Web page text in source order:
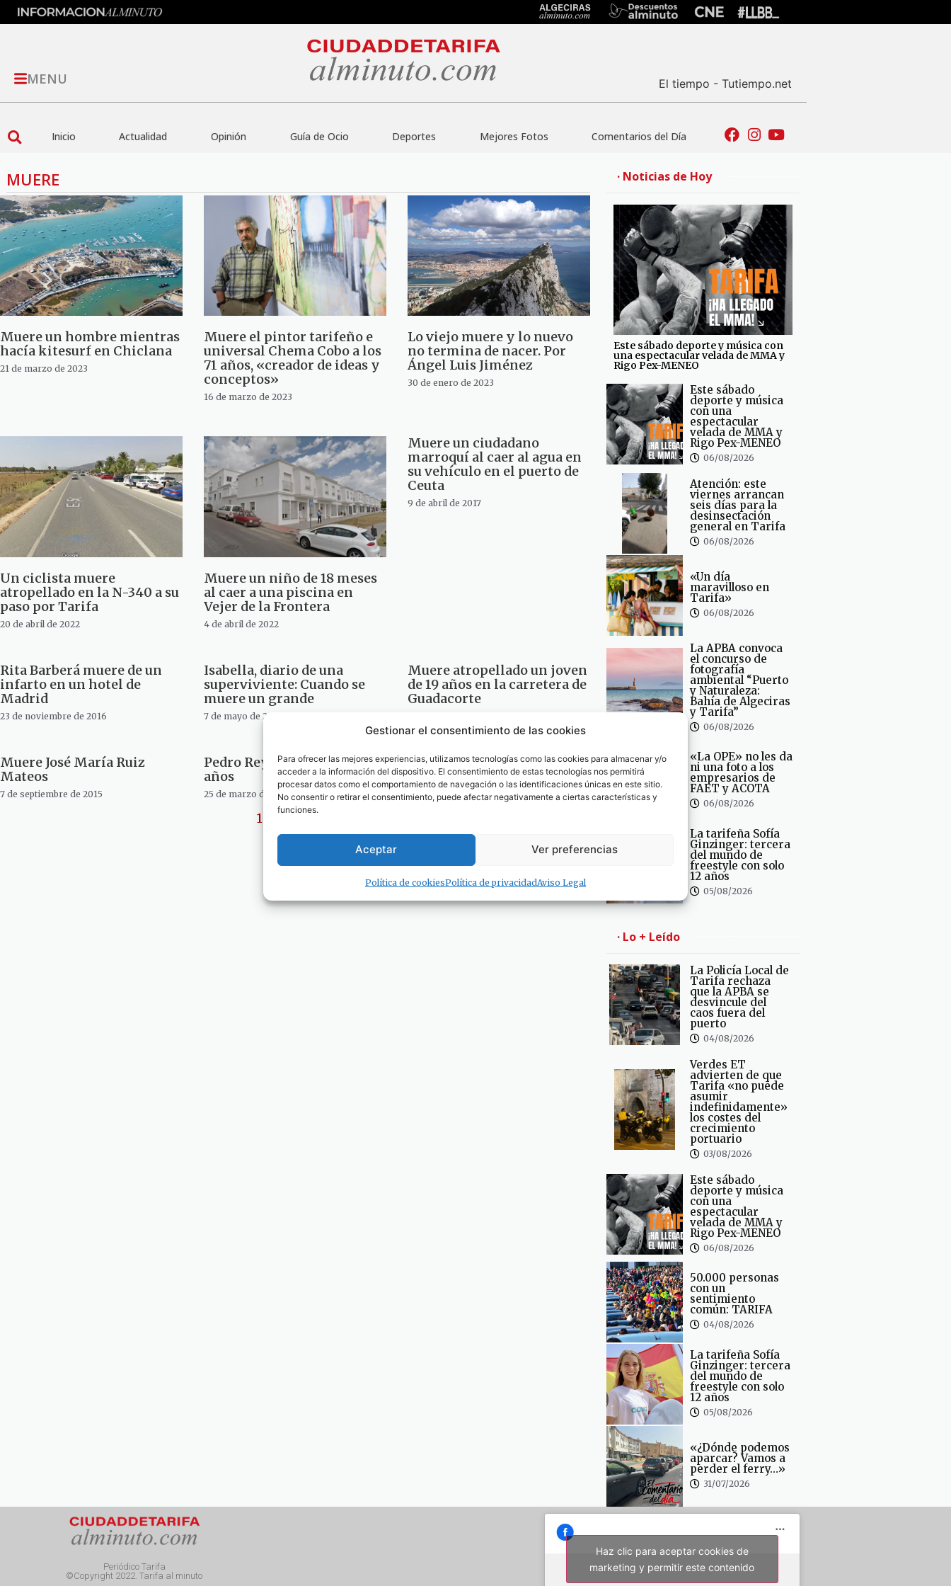
Gestionar el consentimiento de las cookies
Para ofrecer las mejores experiencias, utilizamos tecnologías como las cookies para almacenar y/o
acceder a la información del dispositivo. El consentimiento de estas tecnologías nos permitirá
procesar datos como el comportamiento de navegación o las identificaciones únicas en este sitio.
No consentir o retirar el consentimiento, puede afectar negativamente a ciertas características y
funciones.
Aceptar Ver preferencias
Política de cookiesPolítica de privacidadAviso Legal
MENU El tiempo - Tutiempo.net
Inicio Actualidad Opinión Guía de Ocio Deportes Mejores Fotos Comentarios del Día
MUERE
Muere un hombre mientras
hacía kitesurf en Chiclana
21 de marzo de 2023
Muere el pintor tarifeño e
universal Chema Cobo a los
71 años, «creador de ideas y
conceptos»
16 de marzo de 2023
Lo viejo muere y lo nuevo
no termina de nacer. Por
Ángel Luis Jiménez
30 de enero de 2023
Un ciclista muere
atropellado en la N-340 a su
paso por Tarifa
20 de abril de 2022
Muere un niño de 18 meses
al caer a una piscina en
Vejer de la Frontera
4 de abril de 2022
Muere un ciudadano
marroquí al caer al agua en
su vehículo en el puerto de
Ceuta
9 de abril de 2017
Rita Barberá muere de un
infarto en un hotel de
Madrid
23 de noviembre de 2016
Isabella, diario de una
superviviente: Cuando se
muere un grande
7 de mayo de 2016
Muere atropellado un joven
de 19 años en la carretera de
Guadacorte
Muere José María Ruiz
Mateos
7 de septiembre de 2015
Pedro Reyes muere a los 53
años
25 de marzo de 2015
1 2 3 4
· Noticias de Hoy
Este sábado deporte y música con
una espectacular velada de MMA y
Rigo Pex-MENEO
Este sábado
deporte y música
con una
espectacular
velada de MMA y
Rigo Pex-MENEO
06/08/2026
Atención: este
viernes arrancan
seis días para la
desinsectación
general en Tarifa
06/08/2026
«Un día
maravilloso en
Tarifa»
06/08/2026
La APBA convoca
el concurso de
fotografía
ambiental “Puerto
y Naturaleza:
Bahía de Algeciras
y Tarifa”
06/08/2026
«La OPE» no les da
ni una foto a los
empresarios de
FAET y ACOTA
06/08/2026
La tarifeña Sofía
Ginzinger: tercera
del mundo de
freestyle con solo
12 años
05/08/2026
· Lo + Leído
La Policía Local de
Tarifa rechaza
que la APBA se
desvincule del
caos fuera del
puerto
04/08/2026
Verdes ET
advierten de que
Tarifa «no puede
asumir
indefinidamente»
los costes del
crecimiento
portuario
03/08/2026
Este sábado
deporte y música
con una
espectacular
velada de MMA y
Rigo Pex-MENEO
06/08/2026
50.000 personas
con un
sentimiento
común: TARIFA
04/08/2026
La tarifeña Sofía
Ginzinger: tercera
del mundo de
freestyle con solo
12 años
05/08/2026
«¿Dónde podemos
aparcar? Vamos a
perder el ferry…»
31/07/2026
Periódico Tarifa
©Copyright 2022. Tarifa al minuto
Haz clic para aceptar cookies de
marketing y permitir este contenido